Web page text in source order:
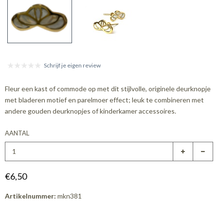
Schrijf je eigen review
Fleur een kast of commode op met dit stijlvolle, originele deurknopje
met bladeren motief en parelmoer effect; leuk te combineren met
andere gouden deurknopjes of kinderkamer accessoires.
AANTAL
€6,50
Artikelnummer: mkn381